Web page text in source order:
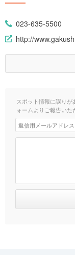
023-635-5500
http://
スポット情報に誤り
ォームよりご報告いた